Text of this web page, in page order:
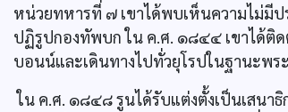
หน่วยทหารที่ ๗ เขาได้พบเห็นความไม่มี
ปฏิรูปกองทัพบก ใน ค.ศ. ๑๘๔๔ เขาได้ติด
บอนน์และเดินทางไปทั่วยุโรปในฐานะพร
ใน ค.ศ. ๑๘๔๘ รูนได้รับแต่งตั้งเป็นเสนาธิ